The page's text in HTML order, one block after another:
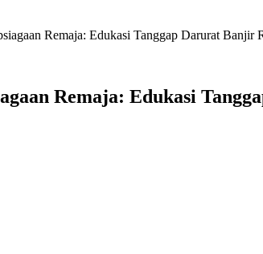
Remaja: Edukasi Tanggap Darurat Banjir
Remaja: Edukasi